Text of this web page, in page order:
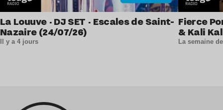
La Louuve · DJ SET · Escales de Saint-
Nazaire (24/07/26)
Il y a 4 jours
Fierce
& Kali
La semaine